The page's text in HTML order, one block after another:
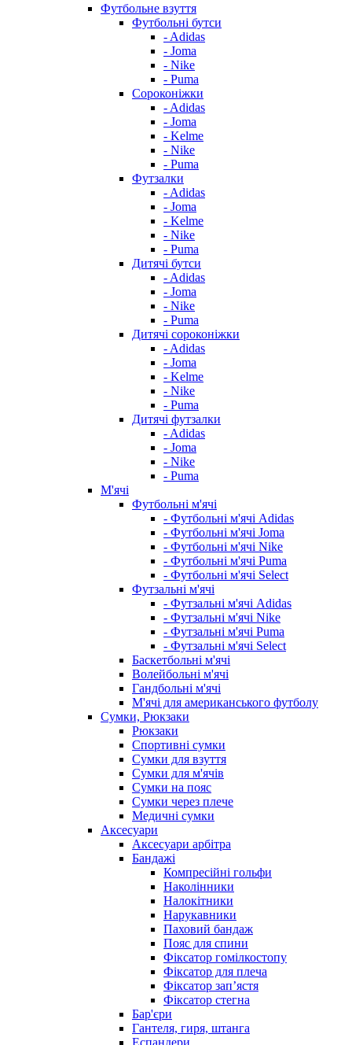
Футбольне взуття
Футбольні бутси
- Adidas
- Joma
- Nike
- Puma
Сороконіжки
- Adidas
- Joma
- Kelme
- Nike
- Puma
Футзалки
- Adidas
- Joma
- Kelme
- Nike
- Puma
Дитячі бутси
- Adidas
- Joma
- Nike
- Puma
Дитячі сороконіжки
- Adidas
- Joma
- Kelme
- Nike
- Puma
Дитячі футзалки
- Adidas
- Joma
- Nike
- Puma
М'ячі
Футбольні м'ячі
- Футбольні м'ячі Adidas
- Футбольні м'ячі Joma
- Футбольні м'ячі Nike
- Футбольні м'ячі Puma
- Футбольні м'ячі Select
Футзальні м'ячі
- Футзальні м'ячі Adidas
- Футзальні м'ячі Nike
- Футзальні м'ячі Puma
- Футзальні м'ячі Select
Баскетбольні м'ячі
Волейбольні м'ячі
Гандбольні м'ячі
М'ячі для американського футболу
Сумки, Рюкзаки
Рюкзаки
Спортивні сумки
Сумки для взуття
Сумки для м'ячів
Сумки на пояс
Сумки через плече
Медичні сумки
Аксесуари
Аксесуари арбітра
Бандажі
Компресійні гольфи
Наколінники
Налокітники
Нарукавники
Паховий бандаж
Пояс для спини
Фіксатор гомілкостопу
Фіксатор для плеча
Фіксатор запʼястя
Фіксатор стегна
Бар'єри
Гантеля, гиря, штанга
Еспандери